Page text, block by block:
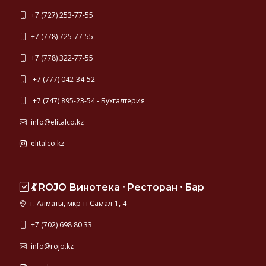
+7 (727) 253-77-55
+7 (778) 725-77-55
+7 (778) 322-77-55
+7 (777) 042-34-52
+7 (747) 895-23-54 - Бухгалтерия
info@elitalco.kz
elitalco.kz
💃 ROJO Винотека ⸱ Ресторан ⸱ Бар
г. Алматы, мкр-н Самал-1, 4
+7 (702) 698 80 33
info@rojo.kz